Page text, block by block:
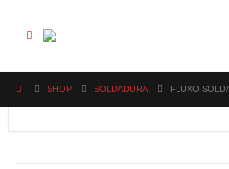
SHOP SOLDADURA FLUXO